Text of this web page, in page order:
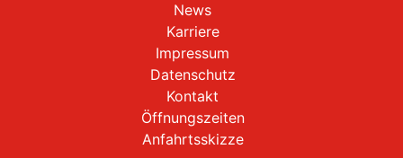
News
Karriere
Impressum
Datenschutz
Kontakt
Öffnungszeiten
Anfahrtsskizze